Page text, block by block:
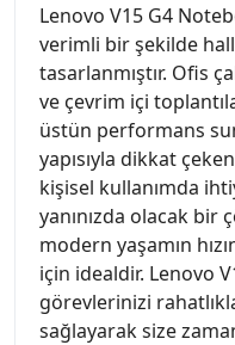
Lenovo V15 G4
verimli bir şekilde
tasarlanmıştır. Ofis
ve çevrim içi
üstün performans
yapısıyla dikkat
kişisel kullanımda
yanınızda olacak bir
modern yaşamın
için idealdir. Lenovo
görevlerinizi
sağlayarak size